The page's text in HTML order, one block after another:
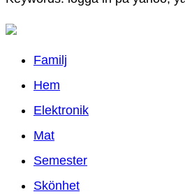
Familj
Hem
Elektronik
Mat
Semester
Skönhet